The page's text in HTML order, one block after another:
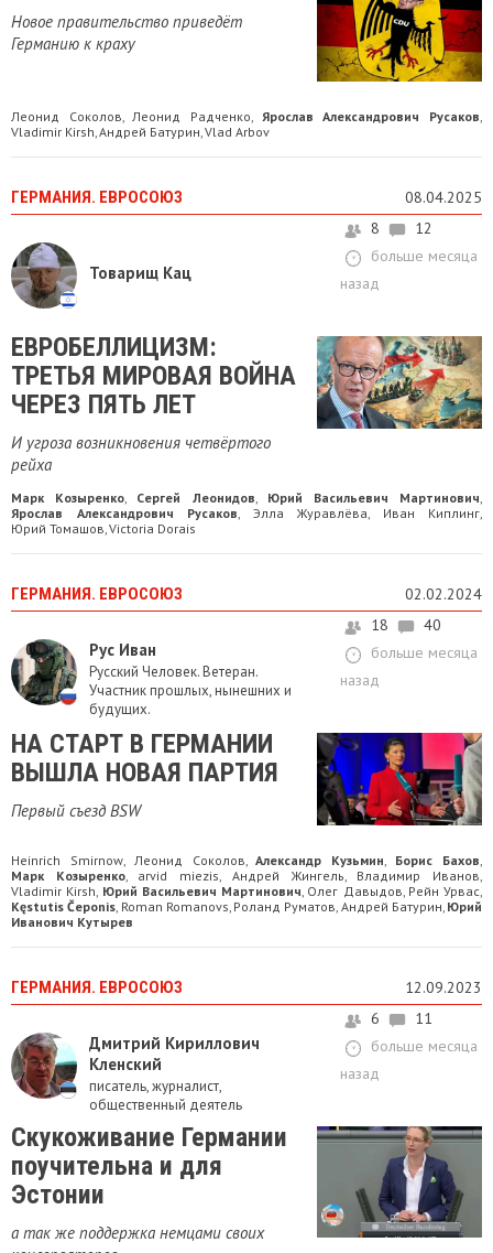
Новое правительство приведёт
Германию к краху
Леонид Соколов Леонид Радченко Ярослав Александрович Русаков
Vladimir Kirsh Андрей Батурин Vlad Arbov
ГЕРМАНИЯ. ЕВРОСОЮЗ 08.04.2025
Товарищ Кац
8
12
больше месяца
назад
ЕВРОБЕЛЛИЦИЗМ:
ТРЕТЬЯ МИРОВАЯ ВОЙНА
ЧЕРЕЗ ПЯТЬ ЛЕТ
И угроза возникновения четвёртого
рейха
Марк Козыренко Сергей Леонидов Юрий Васильевич Мартинович
Ярослав Александрович Русаков Элла Журавлёва Иван Киплинг
Юрий Томашов Victoria Dorais
ГЕРМАНИЯ. ЕВРОСОЮЗ 02.02.2024
Рус Иван
Русский Человек. Ветеран.
Участник прошлых, нынешних и
будущих.
18
40
больше месяца
назад
НА СТАРТ В ГЕРМАНИИ
ВЫШЛА НОВАЯ ПАРТИЯ
Первый съезд BSW
Heinrich Smirnow, Леонид Соколов,Александр Кузьмин, Борис Бахов,
Марк Козыренко, arvid miezis, Андрей Жингель, Владимир Иванов,
Vladimir Kirsh, Юрий Васильевич Мартинович, Олег Давыдов, Рейн Урвас,
Kęstutis Čeponis, Roman Romanovs, Роланд Руматов, Андрей Батурин, Юрий
Иванович Кутырев
ГЕРМАНИЯ. ЕВРОСОЮЗ 12.09.2023
Дмитрий Кириллович
Кленский
писатель, журналист,
общественный деятель
6
11
больше месяца
назад
Скукоживание Германии
поучительна и для
Эстонии
а так же поддержка немцами своих